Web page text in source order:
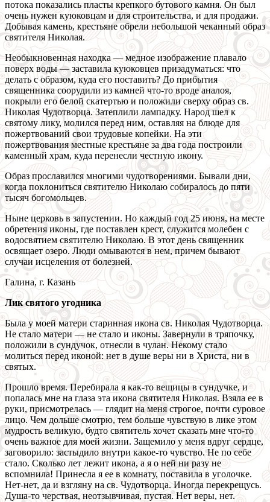
потока показались пласты крепкого бутового камня. Он был
очень нужен куюковцам и для строительства, и для продажи.
Добывая камень, крестьяне обрели небольшой чеканный образ
святителя Николая.
Необыкновенная находка — медное изображение плавало
поверх воды — заставила куюковцев призадуматься: что
делать с образом, куда его поставить? До прибытия
священника соорудили из камней что-то вроде аналоя,
покрыли его белой скатертью и положили сверху образ св.
Николая Чудотворца. Затеплили лампадку. Народ шел к
святому лику, молился перед ним, оставляя на блюде для
пожертвований свои трудовые копейки. На эти
пожертвования местные крестьяне за два года построили
каменный храм, куда перенесли честную икону.
Образ прославился многими чудотворениями. Бывали дни,
когда поклониться святителю Николаю собиралось до пяти
тысяч богомольцев.
Ныне церковь в запустении. Но каждый год 25 июня, на месте
обретения иконы, где поставлен крест, служится молебен с
водосвятием святителю Николаю. В этот день священник
освящает озеро. Люди омываются в нем, причем бывают
случаи исцеления от болезней.
Галина, г. Казань
Лик святого угодника
Была у моей матери старинная икона св. Николая Чудотворца.
Не стало матери — не стало и иконы. Завернули в тряпочку,
положили в сундучок, отнесли в чулан. Некому стало
молиться перед иконой: нет в душе веры ни в Христа, ни в
святых.
Прошло время. Перебирала я как-то вещицы в сундучке, и
попалась мне на глаза эта икона святителя Николая. Взяла ее в
руки, присмотрелась — глядит на меня строгое, почти суровое
лицо. Чем дольше смотрю, тем больше чувствую в лике этом
мудрость великую, будто святитель хочет сказать мне что-то
очень важное для моей жизни. Защемило у меня вдруг сердце,
заговорило: застыдило внутри какое-то чувство. Не по себе
стало. Сколько лет лежит икона, а я о ней ни разу не
вспомнила! Принесла я ее в комнату, поставила в уголочке.
Нет-нет, да и взгляну на св. Чудотворца. Иногда перекрещусь.
Душа-то черствая, неотзывчивая, пустая. Нет веры, нет.